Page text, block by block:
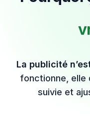
La publicité
fonctionne, elle
suivie et